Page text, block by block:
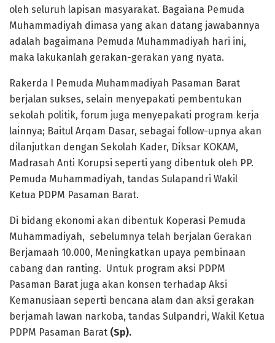
oleh seluruh lapisan masyarakat. Bagaiana Pemuda
Muhammadiyah dimasa yang akan datang jawabannya
adalah bagaimana Pemuda Muhammadiyah hari ini,
maka lakukanlah gerakan-gerakan yang nyata.
Rakerda I Pemuda Muhammadiyah Pasaman Barat
berjalan sukses, selain menyepakati pembentukan
sekolah politik, forum juga menyepakati program kerja
lainnya; Baitul Arqam Dasar, sebagai follow-upnya akan
dilanjutkan dengan Sekolah Kader, Diksar KOKAM,
Madrasah Anti Korupsi seperti yang dibentuk oleh PP.
Pemuda Muhammadiyah, tandas Sulapandri Wakil
Ketua PDPM Pasaman Barat.
Di bidang ekonomi akan dibentuk Koperasi Pemuda
Muhammadiyah, sebelumnya telah berjalan Gerakan
Berjamaah 10.000, Meningkatkan upaya pembinaan
cabang dan ranting. Untuk program aksi PDPM
Pasaman Barat juga akan konsen terhadap Aksi
Kemanusiaan seperti bencana alam dan aksi gerakan
berjamah lawan narkoba, tandas Sulpandri, Wakil Ketua
PDPM Pasaman Barat (Sp).